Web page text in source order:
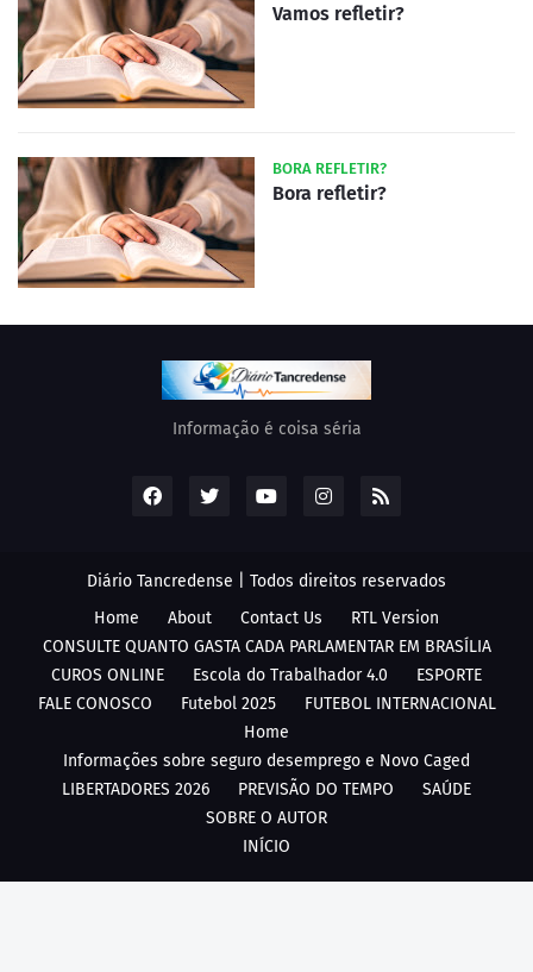
Vamos refletir?
BORA REFLETIR?
Bora refletir?
Informação é coisa séria
Diário Tancredense | Todos direitos reservados
Home
About Contact Us
RTL Version
CONSULTE QUANTO GASTA CADA PARLAMENTAR EM BRASÍLIA
CUROS ONLINE
Escola do Trabalhador 4.0
ESPORTE
FALE CONOSCO
Futebol 2025
FUTEBOL INTERNACIONAL
Home
Informações sobre seguro desemprego e Novo Caged
LIBERTADORES 2026
PREVISÃO DO TEMPO
SAÚDE
SOBRE O AUTOR
INÍCIO